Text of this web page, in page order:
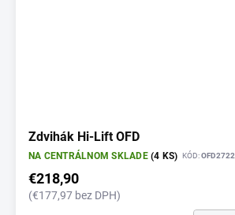
Zdvihák Hi-Lift OFD
NA CENTRÁLNOM SKLADE(4 KS) KÓD:OFD2722
€218,90
(€177,97 bez DPH)